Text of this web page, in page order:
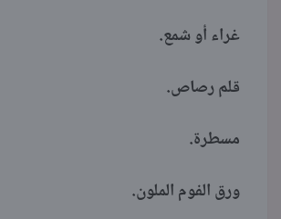
غراء أو شمع.
قلم رصاص.
مسطرة.
ورق الفوم الملون.